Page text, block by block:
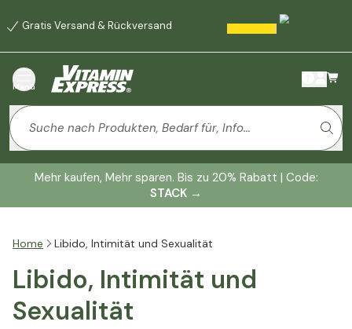
Gratis Versand & Rückversand
Menü
Mehr kaufen, Mehr sparen. Bis zu 20% Rabatt | Code:
STACK →
Home Libido, Intimität und Sexualität
Libido, Intimität und
Sexualität